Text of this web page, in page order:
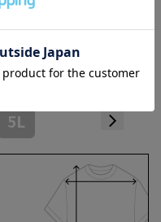
Hem width 70.5cm
5L